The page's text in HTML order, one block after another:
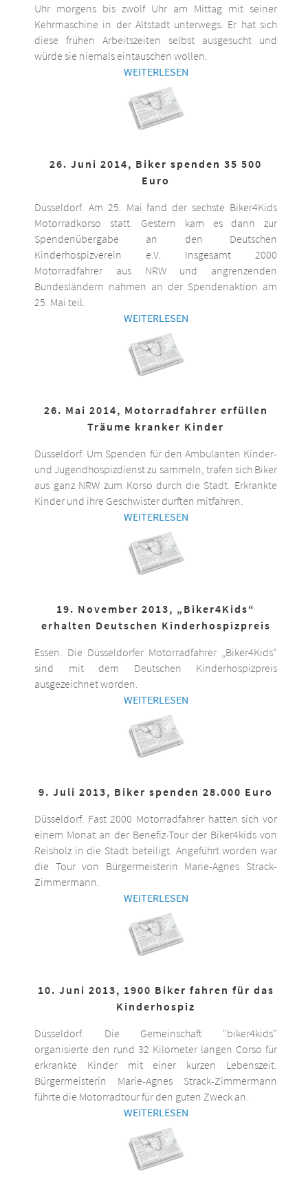
Uhr morgens bis zwölf Uhr am Mittag mit seiner
Kehrmaschine in der Altstadt unterwegs. Er hat sich
diese frühen Arbeitszeiten selbst ausgesucht und
würde sie niemals eintauschen wollen.
WEITERLESEN
26. Juni 2014, Biker spenden 35 500
Euro
Düsseldorf. Am 25. Mai fand der sechste Biker4Kids
Motorradkorso statt. Gestern kam es dann zur
Spendenübergabe an den Deutschen
Kinderhospizverein e.V. Insgesamt 2000
Motorradfahrer aus NRW und angrenzenden
Bundesländern nahmen an der Spendenaktion am
25. Mai teil.
WEITERLESEN
26. Mai 2014, Motorradfahrer erfüllen
Träume kranker Kinder
Düsseldorf. Um Spenden für den Ambulanten Kinder-
und Jugendhospizdienst zu sammeln, trafen sich Biker
aus ganz NRW zum Korso durch die Stadt. Erkrankte
Kinder und ihre Geschwister durften mitfahren.
WEITERLESEN
19. November 2013, „Biker4Kids“
erhalten Deutschen Kinderhospizpreis
Essen. Die Düsseldorfer Motorradfahrer „Biker4Kids“
sind mit dem Deutschen Kinderhospizpreis
ausgezeichnet worden.
WEITERLESEN
9. Juli 2013, Biker spenden 28.000 Euro
Düsseldorf. Fast 2000 Motorradfahrer hatten sich vor
einem Monat an der Benefiz-Tour der Biker4kids von
Reisholz in die Stadt beteiligt. Angeführt worden war
die Tour von Bürgermeisterin Marie-Agnes Strack-
Zimmermann.
WEITERLESEN
10. Juni 2013, 1900 Biker fahren für das
Kinderhospiz
Düsseldorf. Die Gemeinschaft "biker4kids"
organisierte den rund 32 Kilometer langen Corso für
erkrankte Kinder mit einer kurzen Lebenszeit.
Bürgermeisterin Marie-Agnes Strack-Zimmermann
führte die Motorradtour für den guten Zweck an.
WEITERLESEN